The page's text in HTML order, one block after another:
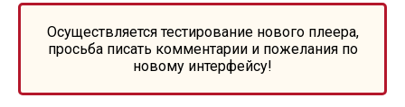
Осуществляется тестирование нового плеера,
просьба писать комментарии и пожелания по
новому интерфейсу!